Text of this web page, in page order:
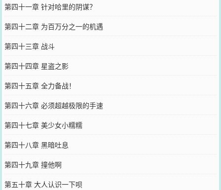
第四十一章 针对哈里的阴谋？
第四十二章 为百万分之一的机遇
第四十三章 战斗
第四十四章 星盗之影
第四十五章 全力备战！
第四十六章 必须超越极限的手速
第四十七章 美少女小糯糯
第四十八章 黑暗吐息
第四十九章 撞他啊
第五十章 大人认识一下呗